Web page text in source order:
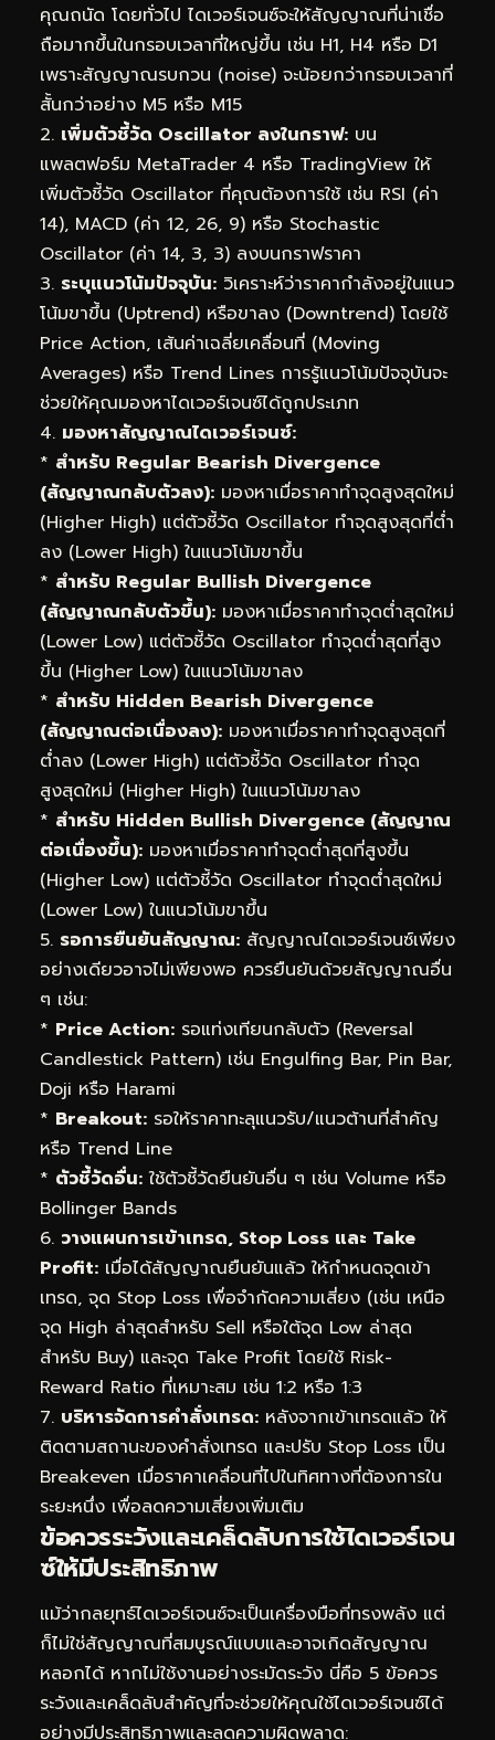
คุณถนัด โดยทั่วไป ไดเวอร์เจนซ์จะให้สัญญาณที่น่าเชื่อ
ถือมากขึ้นในกรอบเวลาที่ใหญ่ขึ้น เช่น H1, H4 หรือ D1
เพราะสัญญาณรบกวน (noise) จะน้อยกว่ากรอบเวลาที่
สั้นกว่าอย่าง M5 หรือ M15
2. เพิ่มตัวชี้วัด Oscillator ลงในกราฟ: บน
แพลตฟอร์ม MetaTrader 4 หรือ TradingView ให้
เพิ่มตัวชี้วัด Oscillator ที่คุณต้องการใช้ เช่น RSI (ค่า
14), MACD (ค่า 12, 26, 9) หรือ Stochastic
Oscillator (ค่า 14, 3, 3) ลงบนกราฟราคา
3. ระบุแนวโน้มปัจจุบัน: วิเคราะห์ว่าราคากำลังอยู่ในแนว
โน้มขาขึ้น (Uptrend) หรือขาลง (Downtrend) โดยใช้
Price Action, เส้นค่าเฉลี่ยเคลื่อนที่ (Moving
Averages) หรือ Trend Lines การรู้แนวโน้มปัจจุบันจะ
ช่วยให้คุณมองหาไดเวอร์เจนซ์ได้ถูกประเภท
4. มองหาสัญญาณไดเวอร์เจนซ์:
* สำหรับ Regular Bearish Divergence
(สัญญาณกลับตัวลง): มองหาเมื่อราคาทำจุดสูงสุดใหม่
(Higher High) แต่ตัวชี้วัด Oscillator ทำจุดสูงสุดที่ต่ำ
ลง (Lower High) ในแนวโน้มขาขึ้น
* สำหรับ Regular Bullish Divergence
(สัญญาณกลับตัวขึ้น): มองหาเมื่อราคาทำจุดต่ำสุดใหม่
(Lower Low) แต่ตัวชี้วัด Oscillator ทำจุดต่ำสุดที่สูง
ขึ้น (Higher Low) ในแนวโน้มขาลง
* สำหรับ Hidden Bearish Divergence
(สัญญาณต่อเนื่องลง): มองหาเมื่อราคาทำจุดสูงสุดที่
ต่ำลง (Lower High) แต่ตัวชี้วัด Oscillator ทำจุด
สูงสุดใหม่ (Higher High) ในแนวโน้มขาลง
* สำหรับ Hidden Bullish Divergence (สัญญาณ
ต่อเนื่องขึ้น): มองหาเมื่อราคาทำจุดต่ำสุดที่สูงขึ้น
(Higher Low) แต่ตัวชี้วัด Oscillator ทำจุดต่ำสุดใหม่
(Lower Low) ในแนวโน้มขาขึ้น
5. รอการยืนยันสัญญาณ: สัญญาณไดเวอร์เจนซ์เพียง
อย่างเดียวอาจไม่เพียงพอ ควรยืนยันด้วยสัญญาณอื่น
ๆ เช่น:
* Price Action: รอแท่งเทียนกลับตัว (Reversal
Candlestick Pattern) เช่น Engulfing Bar, Pin Bar,
Doji หรือ Harami
* Breakout: รอให้ราคาทะลุแนวรับ/แนวต้านที่สำคัญ
หรือ Trend Line
* ตัวชี้วัดอื่น: ใช้ตัวชี้วัดยืนยันอื่น ๆ เช่น Volume หรือ
Bollinger Bands
6. วางแผนการเข้าเทรด, Stop Loss และ Take
Profit: เมื่อได้สัญญาณยืนยันแล้ว ให้กำหนดจุดเข้า
เทรด, จุด Stop Loss เพื่อจำกัดความเสี่ยง (เช่น เหนือ
จุด High ล่าสุดสำหรับ Sell หรือใต้จุด Low ล่าสุด
สำหรับ Buy) และจุด Take Profit โดยใช้ Risk-
Reward Ratio ที่เหมาะสม เช่น 1:2 หรือ 1:3
7. บริหารจัดการคำสั่งเทรด: หลังจากเข้าเทรดแล้ว ให้
ติดตามสถานะของคำสั่งเทรด และปรับ Stop Loss เป็น
Breakeven เมื่อราคาเคลื่อนที่ไปในทิศทางที่ต้องการใน
ระยะหนึ่ง เพื่อลดความเสี่ยงเพิ่มเติม
ข้อควรระวังและเคล็ดลับการใช้ไดเวอร์เจน
ซ์ให้มีประสิทธิภาพ
แม้ว่ากลยุทธ์ไดเวอร์เจนซ์จะเป็นเครื่องมือที่ทรงพลัง แต่
ก็ไม่ใช่สัญญาณที่สมบูรณ์แบบและอาจเกิดสัญญาณ
หลอกได้ หากไม่ใช้งานอย่างระมัดระวัง นี่คือ 5 ข้อควร
ระวังและเคล็ดลับสำคัญที่จะช่วยให้คุณใช้ไดเวอร์เจนซ์ได้
อย่างมีประสิทธิภาพและลดความผิดพลาด: